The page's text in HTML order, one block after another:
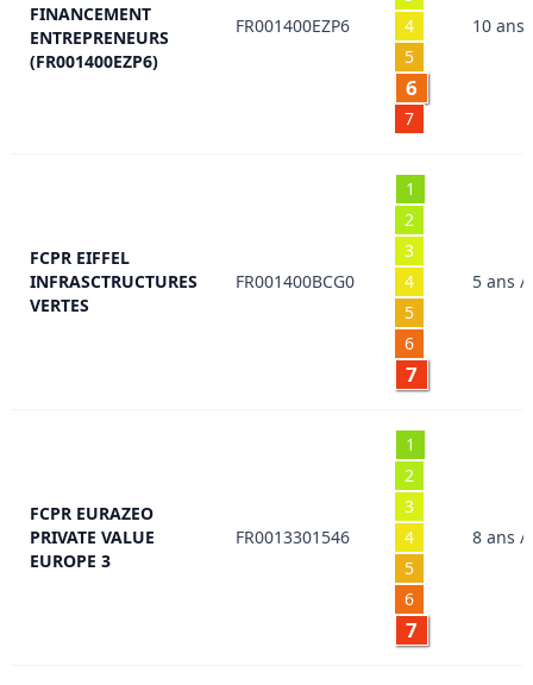
FINANCEMENT
ENTREPRENEURS
(FR001400EZP6)
FR001400EZP6
4
5
6
7
10 ans
FCPR EIFFEL
INFRASCTRUCTURES
VERTES
FR001400BCG0
1
2
3
4
5
6
7
5 ans /
FCPR EURAZEO
PRIVATE VALUE
EUROPE 3
FR0013301546
1
2
3
4
5
6
7
8 ans /